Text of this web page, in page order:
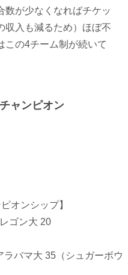
数が少なくなればチケッ
収入も減るため）ほぼ不
この4チーム制が続いて
ャンピオン
オンシップ】
ゴン大 20
バマ大 35（シュガーボウ